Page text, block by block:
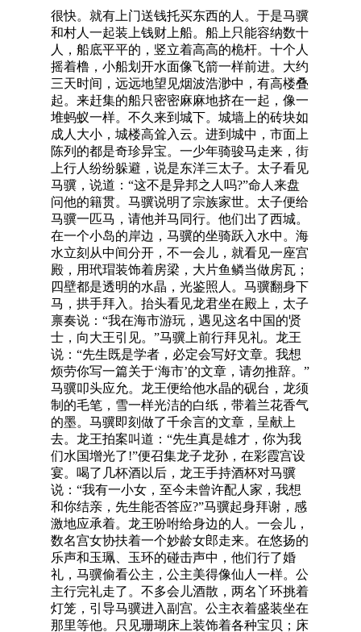
很快。就有上门送钱托买东西的人。于是马骥
和村人一起装上钱财上船。船上只能容纳数十
人，船底平平的，竖立着高高的桅杆。十个人
摇着橹，小船划开水面像飞箭一样前进。大约
三天时间，远远地望见烟波浩渺中，有高楼叠
起。来赶集的船只密密麻麻地挤在一起，像一
堆蚂蚁一样。不久来到城下。城墙上的砖块如
成人大小，城楼高耸入云。进到城中，市面上
陈列的都是奇珍异宝。一少年骑骏马走来，街
上行人纷纷躲避，说是东洋三太子。太子看见
马骥，说道：“这不是异邦之人吗?”命人来盘
问他的籍贯。马骥说明了宗族家世。太子便给
马骥一匹马，请他并马同行。他们出了西城。
在一个小岛的岸边，马骥的坐骑跃入水中。海
水立刻从中间分开，不一会儿，就看见一座宫
殿，用玳瑁装饰着房梁，大片鱼鳞当做房瓦；
四壁都是透明的水晶，光鉴照人。马骥翻身下
马，拱手拜入。抬头看见龙君坐在殿上，太子
禀奏说：“我在海市游玩，遇见这名中国的贤
士，向大王引见。”马骥上前行拜见礼。龙王
说：“先生既是学者，必定会写好文章。我想
烦劳你写一篇关于‘海市’的文章，请勿推辞。”
马骥叩头应允。龙王便给他水晶的砚台，龙须
制的毛笔，雪一样光洁的白纸，带着兰花香气
的墨。马骥即刻做了千余言的文章，呈献上
去。龙王拍案叫道：“先生真是雄才，你为我
们水国增光了!”便召集龙子龙孙，在彩霞宫设
宴。喝了几杯酒以后，龙王手持酒杯对马骥
说：“我有一小女，至今未曾许配人家，我想
和你结亲，先生能否答应?”马骥起身拜谢，感
激地应承着。龙王吩咐给身边的人。一会儿，
数名宫女协扶着一个妙龄女郎走来。在悠扬的
乐声和玉珮、玉环的碰击声中，他们行了婚
礼，马骥偷看公主，公主美得像仙人一样。公
主行完礼走了。不多会儿酒散，两名丫环挑着
灯笼，引导马骥进入副宫。公主衣着盛装坐在
那里等他。只见珊瑚床上装饰着各种宝贝；床